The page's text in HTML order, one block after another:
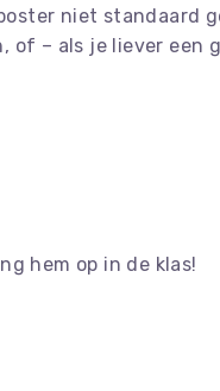
niet standaard
of – als je liever een
hem op in de klas!